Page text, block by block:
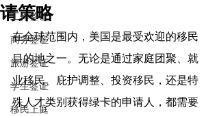
工作签证
商务签证
旅游签证
学生签证
移民上庭
请策略
在全球范围内，美国是最受欢迎的移民
目的地之一。无论是通过家庭团聚、就
业移民、庇护调整、投资移民，还是特
殊人才类别获得绿卡的申请人，都需要